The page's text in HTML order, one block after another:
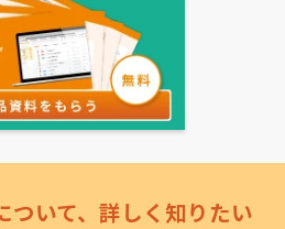
ついて、詳しく知りたい